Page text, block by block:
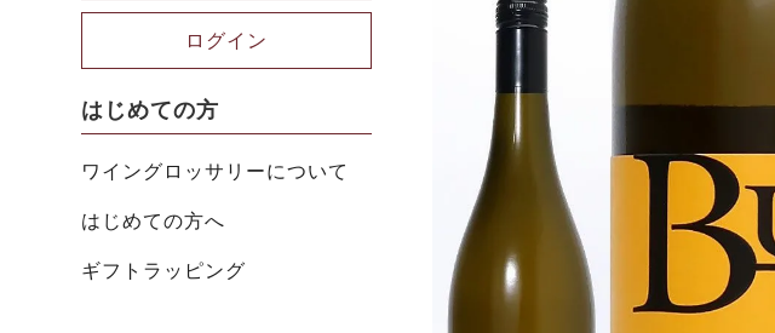
ログイン
はじめての方
ワイングロッサリーについて
はじめての方へ
ギフトラッピング